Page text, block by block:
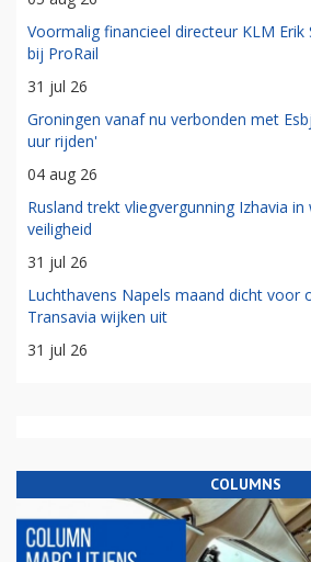
Voormalig financieel directeur KLM Erik
bij ProRail
31 jul 26
Groningen vanaf nu verbonden met
uur rijden'
04 aug 26
Rusland trekt vliegvergunning Izhavia
veiligheid
31 jul 26
Luchthavens Napels maand dicht voor
Transavia wijken uit
31 jul 26
COLUMNS